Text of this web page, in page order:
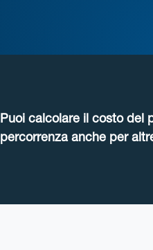
Puoi calcolare il costo del
percorrenza anche per